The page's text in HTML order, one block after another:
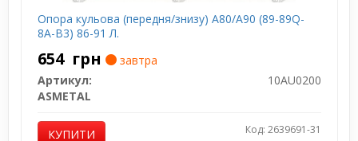
Опора кульова (передня/знизу) A80/A90 (89-89Q-
8A-B3) 86-91 Л.
654 грн
завтра
Артикул:
10AU0200
ASMETAL
КУПИТИ Код: 2639691-31